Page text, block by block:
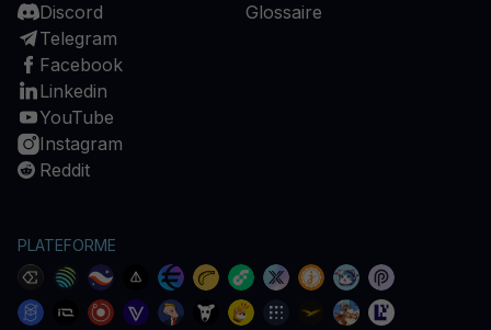
Discord
Telegram
Facebook
Linkedin
YouTube
Instagram
Reddit
Glossaire
PLATEFORME